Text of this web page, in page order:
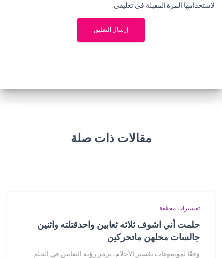
لاستخدامها المرة المقبلة في تعليقي.
مقالات ذات صلة
تفسيرات مختلفة
حلمت أني اشوف ثلاثه ثعابين واحدقتلته واثنين
جالسات محلهن ماتحركين
وفقًا لموسوعات تفسير الأحلام، يرمز رؤية الثعابين في الحلم